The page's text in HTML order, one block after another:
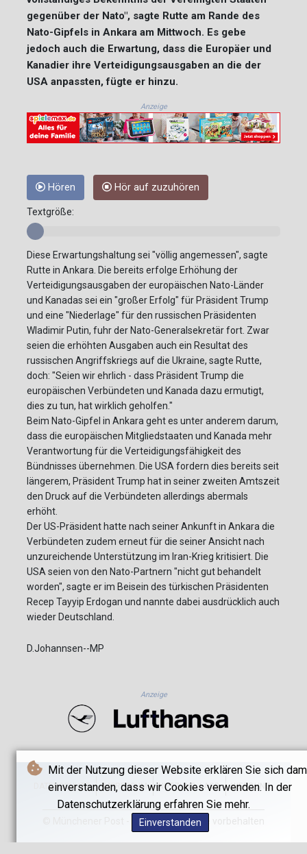
Mit der Nutzung dieser Website erklären Sie sich
einverstanden, dass wir Cookies verwenden. In der
Datenschutzerklärung erfahren Sie mehr.
Einverstanden
gegenüber der Nato", sagte Rutte am Rande des
Nato-Gipfels in Ankara am Mittwoch. Es gebe
jedoch auch die Erwartung, dass die Europäer und
Kanadier ihre Verteidigungsausgaben an die der
USA anpassten, fügte er hinzu.
Anzeige
Hören Hör auf zuzuhören
Textgröße:
Diese Erwartungshaltung sei "völlig angemessen", sagte
Rutte in Ankara. Die bereits erfolge Erhöhung der
Verteidigungsausgaben der europäischen Nato-Länder
und Kanadas sei ein "großer Erfolg" für Präsident Trump
und eine "Niederlage" für den russischen Präsidenten
Wladimir Putin, fuhr der Nato-Generalsekretär fort. Zwar
seien die erhöhten Ausgaben auch ein Resultat des
russischen Angriffskriegs auf die Ukraine, sagte Rutte,
doch: "Seien wir ehrlich - dass Präsident Trump die
europäischen Verbündeten und Kanada dazu ermutigt,
dies zu tun, hat wirklich geholfen."
Beim Nato-Gipfel in Ankara geht es unter anderem darum,
dass die europäischen Mitgliedstaaten und Kanada mehr
Verantwortung für die Verteidigungsfähigkeit des
Bündnisses übernehmen. Die USA fordern dies bereits seit
längerem, Präsident Trump hat in seiner zweiten Amtszeit
den Druck auf die Verbündeten allerdings abermals
erhöht.
Der US-Präsident hatte nach seiner Ankunft in Ankara die
Verbündeten zudem erneut für die seiner Ansicht nach
unzureichende Unterstützung im Iran-Krieg kritisiert. Die
USA seien von den Nato-Partnern "nicht gut behandelt
worden", sagte er im Beisein des türkischen Präsidenten
Recep Tayyip Erdogan und nannte dabei ausdrücklich auch
wieder Deutschland.
D.Johannsen--MP
Anzeige
DATENSCHUTZ IMPRESSUM NUTZUNG / AGB WERBUNG
© Münchener Post - 2026 - Alle Rechte vorbehalten